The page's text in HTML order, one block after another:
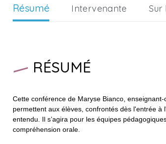
Résumé Intervenante Sur
RÉSUMÉ
Cette conférence de Maryse Bianco,
permettent aux élèves, confrontés dès l'entrée
entendu. Il s’agira pour les équipes
compréhension orale.